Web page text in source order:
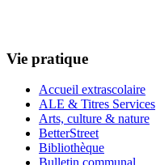
Vie pratique
Accueil extrascolaire
ALE & Titres Services
Arts, culture & nature
BetterStreet
Bibliothèque